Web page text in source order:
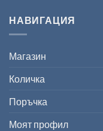
НАВИГАЦИЯ
Магазин
Количка
Поръчка
Моят профил